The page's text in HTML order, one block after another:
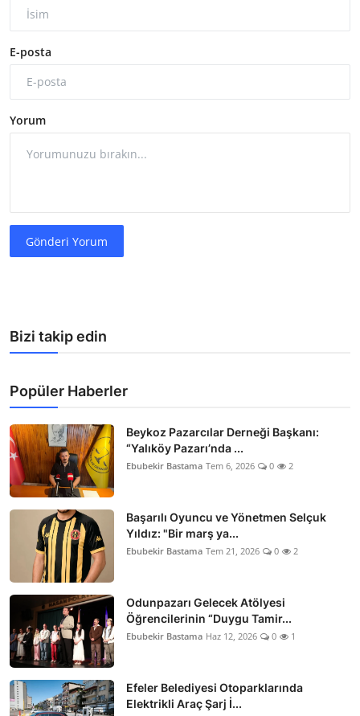
E-posta
Yorum
Gönderi Yorum
Bizi takip edin
Popüler Haberler
Beykoz Pazarcılar Derneği Başkanı:
“Yalıköy Pazarı’nda ...
Ebubekir Bastama Tem 6, 2026 0 2
Başarılı Oyuncu ve Yönetmen Selçuk
Yıldız: "Bir marş ya...
Ebubekir Bastama Tem 21, 2026 0 2
Odunpazarı Gelecek Atölyesi
Öğrencilerinin “Duygu Tamir...
Ebubekir Bastama Haz 12, 2026 0 1
Efeler Belediyesi Otoparklarında
Elektrikli Araç Şarj İ...